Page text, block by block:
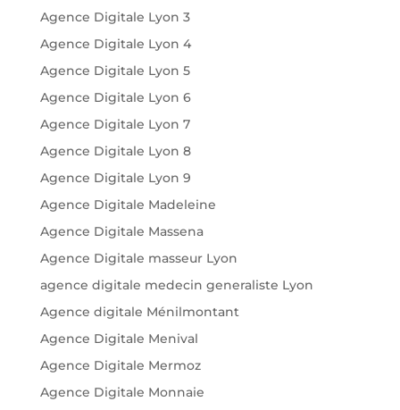
Agence Digitale Lyon 3
Agence Digitale Lyon 4
Agence Digitale Lyon 5
Agence Digitale Lyon 6
Agence Digitale Lyon 7
Agence Digitale Lyon 8
Agence Digitale Lyon 9
Agence Digitale Madeleine
Agence Digitale Massena
Agence Digitale masseur Lyon
agence digitale medecin generaliste Lyon
Agence digitale Ménilmontant
Agence Digitale Menival
Agence Digitale Mermoz
Agence Digitale Monnaie